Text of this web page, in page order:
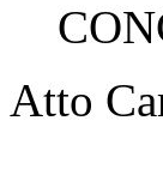
Atto